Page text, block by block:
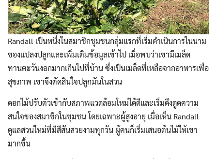
Randall เป็นหนึ่งในสมาชิกชุมชนกลุ่มแรกที่เริ่มดำเนินการในนาม
ของแปลงปลูกและเพิ่มเติมข้อมูลเข้าไป เมื่อพบว่าเขามีเมล็ด
ทานตะวันงอกมากเกินไปที่บ้าน ซึ่งเป็นเมล็ดที่เหลือจากอาหารเพื่อ
สุขภาพ เขาจึงตัดสินใจปลูกมันในสวน
ดอกไม้ปรับตัวเข้ากับสภาพแวดล้อมใหม่ได้ดีและเริ่มดึงดูดความ
สนใจของสมาชิกในชุมชน โดยเฉพาะผู้สูงอายุ เมื่อเห็น Randall
ดูแลสวนใหม่ที่มีสีสันสวยงามทุกวัน ผู้คนก็เริ่มเสนอต้นไม้ให้เขา
มากขึ้น